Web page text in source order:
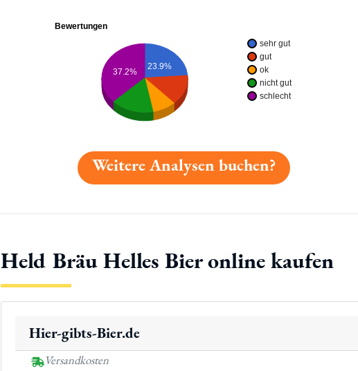
Bewertungen
sehr gut
gut
ok
nicht gut
schlecht
23.9%
37.2%
Weitere Analysen buchen?
Held Bräu Helles Bier online kaufen
Hier-gibts-Bier.de
Versandkosten